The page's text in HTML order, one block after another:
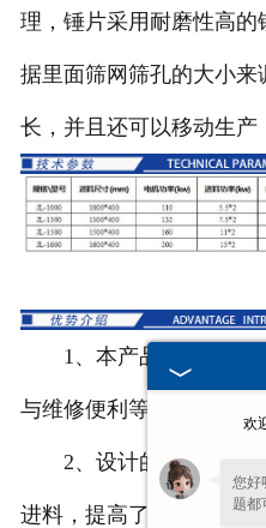
理，锤片采用耐磨性高
据里面筛网筛孔的大小
长，并且还可以移动生产
1、本产品设计合理，
与维修便利等亮点。
2、设计的自动控制进
进料，提高了工作效率。
欢
您好
题都